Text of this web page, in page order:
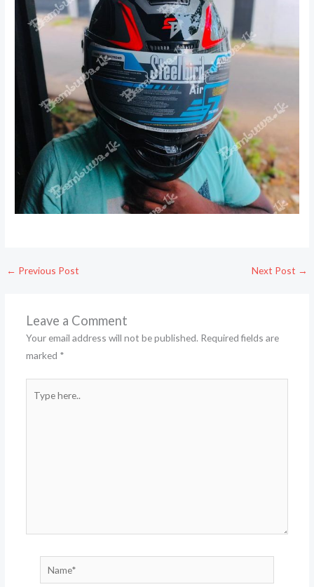
← Previous Post Next Post →
Leave a Comment
Your email address will not be published. Required fields are
marked *
here..
Name*